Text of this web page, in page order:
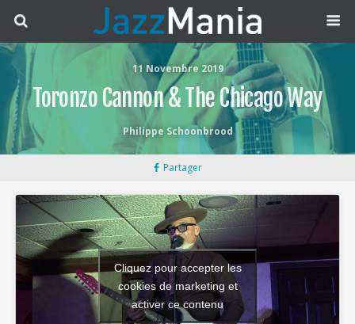
11 Novembre 2019
Toronzo Cannon & The Chicago Way
Philippe Schoonbrood
Partager
Cliquez pour accepter les
cookies de marketing et
activer ce contenu